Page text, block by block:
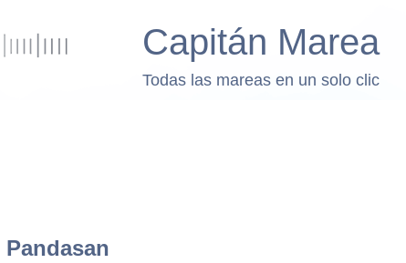
Capitán Marea
Todas las mareas en un solo clic
Pandasan